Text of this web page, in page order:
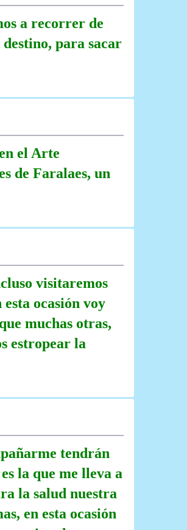
a recorrer de
para sacar
el Arte
de Faralaes, un
visitaremos
ocasión voy
muchas otras,
estropear la
tendrán
la que me lleva a
la salud nuestra
en esta ocasión